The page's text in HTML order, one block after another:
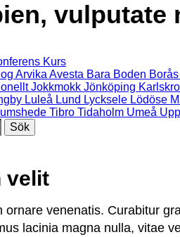
Kurs
Arvika Avesta Bara Boden Borås
Jokkmokk Jönköping
Luleå Lund Lycksele Lödöse
Tibro Tidaholm Umeå
velit
ornare venenatis. Curabitur
lacinia magna nulla, vitae